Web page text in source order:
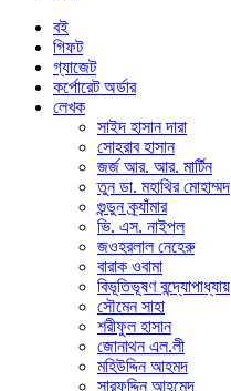
বই
গিফট
গ্যাজেট
কর্পোরেট অর্ডার
লেখক
সাইদ হাসান দারা
সোহরাব হাসান
জর্জ আর. আর. মার্টিন
তুন ডা. মহাথির মোহাম্মদ
গুন্ডুন ক্র্যাঁমার
ভি. এস. নাইপল
জওহরলাল নেহেরু
বারাক ওবামা
বিভূতিভূষণ বন্দ্যোপাধ্যায়
সৌমেন সাহা
শরীফুল হাসান
জোনাথন এল.লী
মহিউদ্দিন আহমদ
সারফুদ্দিন আহমেদ